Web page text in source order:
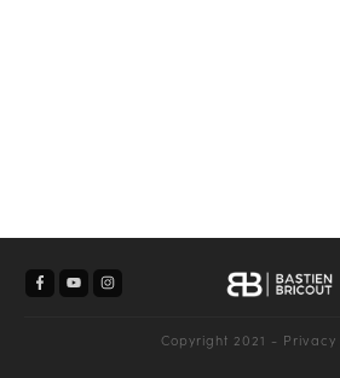
Copyright 2021 - Privacy